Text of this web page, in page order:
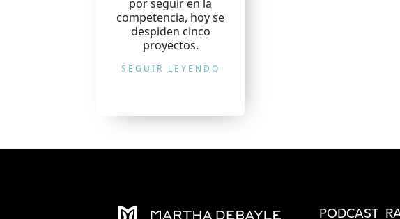
por seguir en la
competencia, hoy se
despiden cinco
proyectos.
SEGUIR LEYENDO
PODCAST